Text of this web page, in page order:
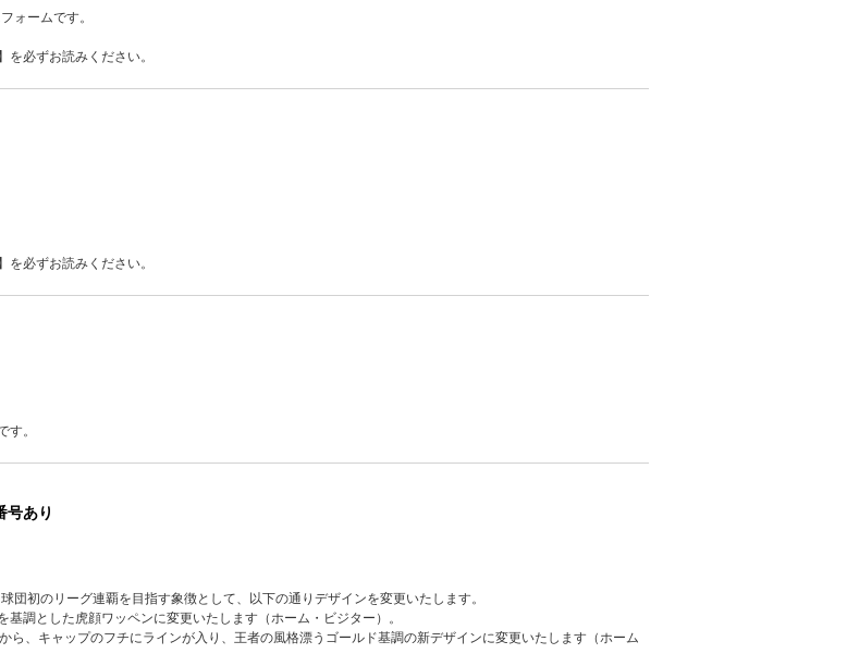
ォームです。
を必ずお読みください。
を必ずお読みください。
す。
号あり
団初のリーグ連覇を目指す象徴として、以下の通りデザインを変更いたします。
基調とした虎顔ワッペンに変更いたします（ホーム・ビジター）。
ら、キャップのフチにラインが入り、王者の風格漂うゴールド基調の新デザインに変更いたします（ホーム